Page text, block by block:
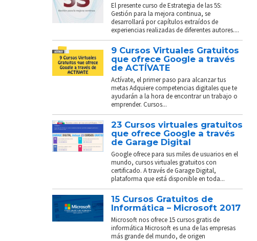
El presente curso de Estrategia de las 5S:
Gestión para la mejora continua, se
desarrollará por capítulos extraídos de
experiencias realizadas de diferentes autores....
9 Cursos Virtuales Gratuitos
que ofrece Google a través
de ACTÍVATE
Actívate, el primer paso para alcanzar tus
metas Adquiere competencias digitales que te
ayudarán a la hora de encontrar un trabajo o
emprender. Cursos...
23 Cursos virtuales gratuitos
que ofrece Google a través
de Garage Digital
Google ofrece para sus miles de usuarios en el
mundo, cursos virtuales gratuitos con
certificado. A través de Garage Digital,
plataforma que está disponible en toda...
15 Cursos Gratuitos de
Informática – Microsoft 2017
Microsoft nos ofrece 15 cursos gratis de
informática Microsoft es una de las empresas
más grande del mundo, de origen